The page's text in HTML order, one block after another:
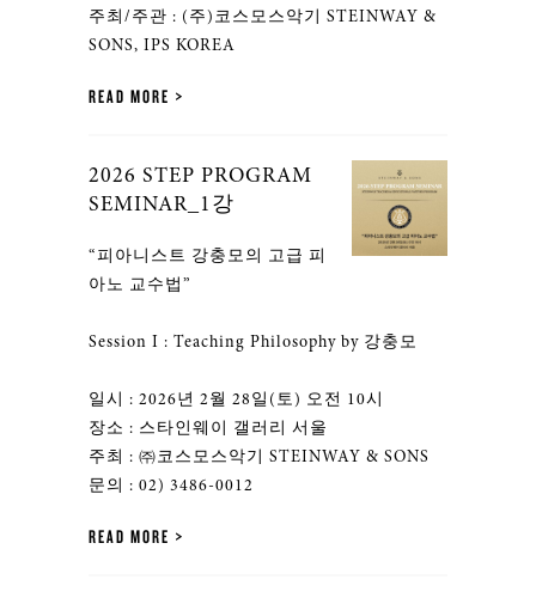
주최/주관 : (주)코스모스악기 STEINWAY &
SONS, IPS KOREA
READ MORE
2026 STEP PROGRAM
SEMINAR_1강
“피아니스트 강충모의 고급 피
아노 교수법”
Session I : Teaching Philosophy by 강충모
일시 : 2026년 2월 28일(토) 오전 10시
장소 : 스타인웨이 갤러리 서울
주최 : ㈜코스모스악기 STEINWAY & SONS
문의 : 02) 3486-0012
READ MORE